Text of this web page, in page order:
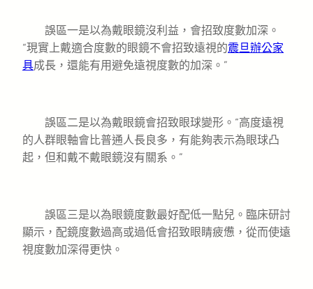
誤區一是以為戴眼鏡沒利益，會招致度數加深。
“現實上戴適合度數的眼鏡不會招致遠視的震旦辦公家
具成長，還能有用避免遠視度數的加深。”
誤區二是以為戴眼鏡會招致眼球變形。“高度遠視
的人群眼軸會比普通人長良多，有能夠表示為眼球凸
起，但和戴不戴眼鏡沒有關系。”
誤區三是以為眼鏡度數最好配低一點兒。臨床研討
顯示，配鏡度數過高或過低會招致眼睛疲憊，從而使遠
視度數加深得更快。